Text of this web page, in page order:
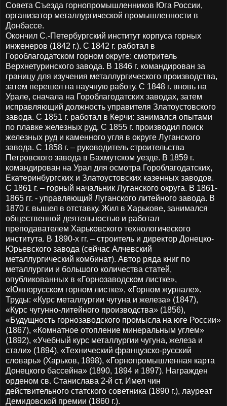
Совета Съезда горнопромышленников Юга России,
организатор металлургической промышленности в
Донбассе.
Окончил С.-Петербургский институт корпуса горных
инженеров (1842 г.). С 1842 г. работал в
Гороблагодатском горном округе: смотритель
Верхнетуринского завода. В 1846 г. командирован за
границу для изучения металлургического производства,
затем перешел на научную работу. С 1848 г. вновь на
Урале, сначала на Гороблагодатских заводах, затем
исправляющий должность управителя Златоустовского
завода. С 1851 г. работал в Керчи: занимался опытами
по плавке железных руд. С 1855 г. производил поиск
железных руд и каменного угля в округе Луганского
завода. С 1858 г. – руководитель строительства
Петровского завода в Бахмутском уезде. В 1859 г.
командирован на Урал для осмотра Гороблагодатских,
Екатеринбургских и Златоустовских казенных заводов.
С 1861 г. – горный начальник Луганского округа. В 1861-
1865 гг. - управляющий Луганского литейного завода. В
1870 г. вышел в отставку. Жил в Харькове, занимался
общественной деятельностью и работал
преподавателем Харьковского технологического
института. В 1890-х гг. – строитель и директор Донецко-
Юрьевского завода (сейчас Алчевский
металлургический комбинат). Автор ряда книг по
металлургии и большого количества статей,
опубликованных в «Горнозаводском листке»,
«Южнорусском горном листке», «Горном журнале».
Труды: «Курс металлургии чугуна и железа» (1847),
«Курс чугунно-литейного производства» (1856),
«Будущность горнозаводского промысла на юге России»
(1867), «Комнатное отопление минеральным углем»
(1892), «Учебный курс металлургии чугуна, железа и
стали» (1894), «Технический французско-русский
словарь» (Харьков, 1898), «Горнопромышленная карта
Донецкого бассейна» (1890, 1894 и 1897). Награжден
орденом св. Станислава 2-й ст. Имел чин
действительного статского советника (1890 г.), лауреат
Демидовской премии (1860 г.).